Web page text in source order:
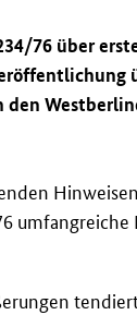
76 über
den